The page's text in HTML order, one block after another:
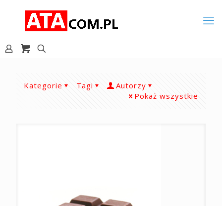
Kategorie Tagi
Autorzy
Pokaż wszystkie